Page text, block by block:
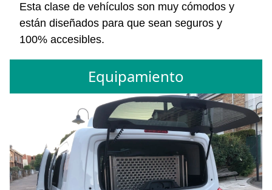
Esta clase de vehículos son muy cómodos y
están diseñados para que sean seguros y
100% accesibles.
Equipamiento